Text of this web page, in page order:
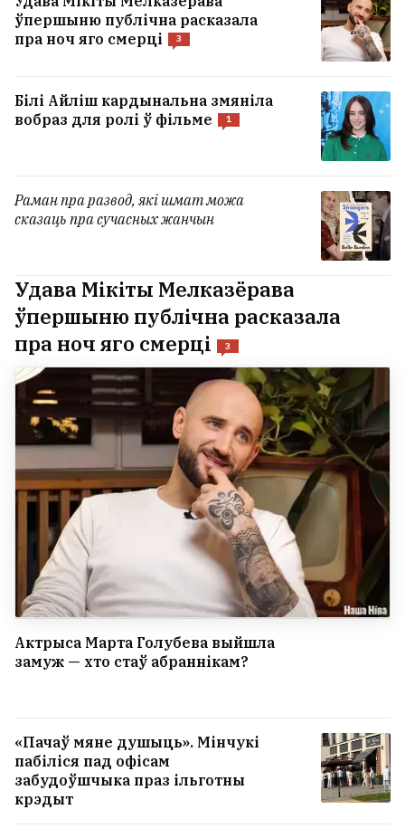
ўпершыню публічна расказала
пра ноч яго смерці
3
Білі Айліш кардынальна змяніла
вобраз для ролі ў фільме
1
Раман пра развод, які шмат можа
сказаць пра сучасных жанчын
Удава Мікіты Мелказёрава
ўпершыню публічна расказала
пра ноч яго смерці
3
Актрыса Марта Голубева выйшла
замуж — хто стаў абраннікам?
«Пачаў мяне душыць». Мінчукі
пабіліся пад офісам
забудоўшчыка праз ільготны
крэдыт